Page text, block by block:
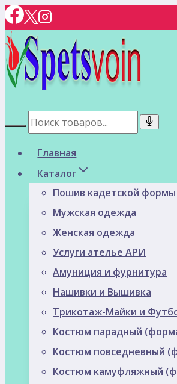
Перейти
к
содержимому
Главная
Каталог
Пошив кадетской формы
Мужская одежда
Женская одежда
Услуги ателье АРИ
Амуниция и фурнитура
Нашивки и Вышивка
Трикотаж-Майки и
Костюм парадный
Костюм повседневный
Костюм камуфляжный